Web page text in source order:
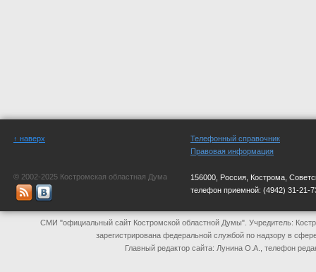
↑ наверх
© 2002-2025 Костромская областная Дума
Телефонный справочник
Правовая информация
156000, Россия, Кострома,
телефон приемной: (4942) 31-21-
СМИ "официальный сайт Костромской областной Думы". Учредитель:
зарегистрирована федеральной службой по надзору в
Главный редактор сайта: Лунина О.А., телефон